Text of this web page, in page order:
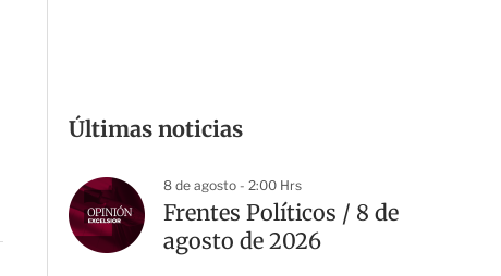
Últimas noticias
8 de agosto - 2:00 Hrs
Frentes Políticos / 8 de
agosto de 2026